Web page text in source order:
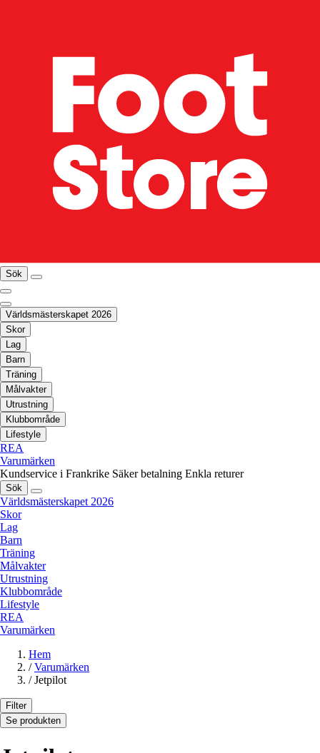
Sök
Världsmästerskapet 2026
Skor
Lag
Barn
Träning
Målvakter
Utrustning
Klubbområde
Lifestyle
REA
Varumärken
Kundservice i Frankrike Säker betalning Enkla returer
Sök
Världsmästerskapet 2026
Skor
Lag
Barn
Träning
Målvakter
Utrustning
Klubbområde
Lifestyle
REA
Varumärken
Hem
/ Varumärken
/ Jetpilot
Filter
Se produkten